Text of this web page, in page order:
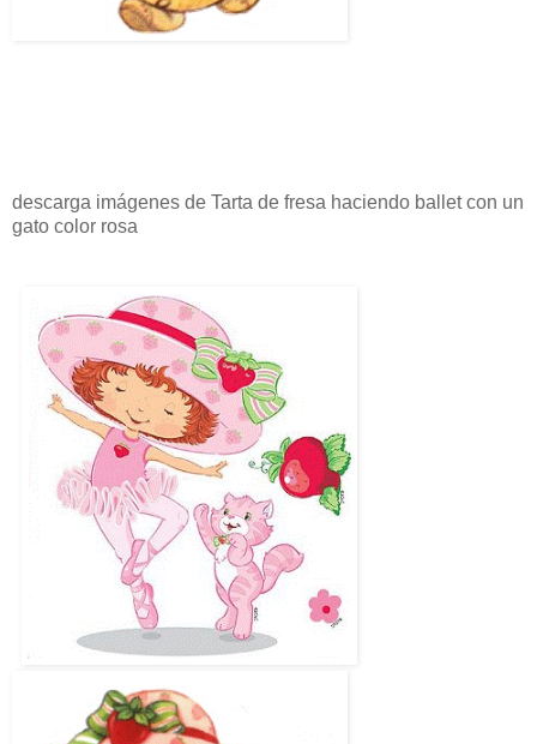
descarga imágenes de Tarta de fresa haciendo ballet con un
gato color rosa